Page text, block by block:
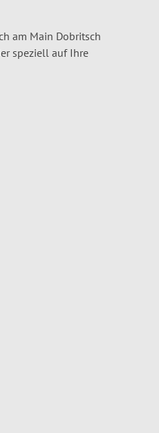
am Main Dobritsch
speziell auf Ihre